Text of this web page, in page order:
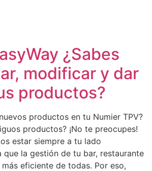
¿Sabes
modificar y dar
productos?
productos en tu Numier TPV?
productos? ¡No te preocupes!
estar siempre a tu lado
que la gestión de tu bar, restaurante
eficiente de todas. Por eso,